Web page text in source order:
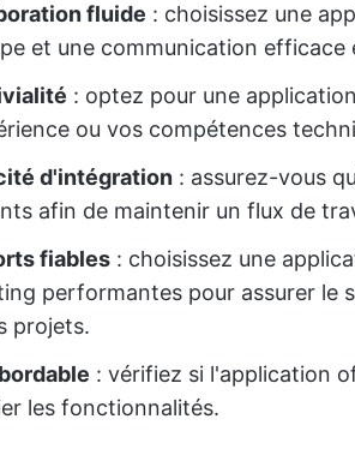
fluide : choisissez une
et une communication efficace
: optez pour une
ou vos compétences
d'intégration : assurez-vous
afin de maintenir un flux de
fiables : choisissez une
performantes pour assurer le
projets.
: vérifiez si l'application
les fonctionnalités.